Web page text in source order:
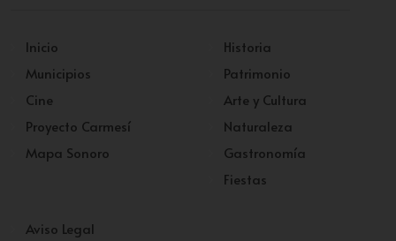
Inicio
Municipios
Cine
Proyecto Carmesí
Mapa Sonoro
Historia
Patrimonio
Arte y Cultura
Naturaleza
Gastronomía
Fiestas
Aviso Legal